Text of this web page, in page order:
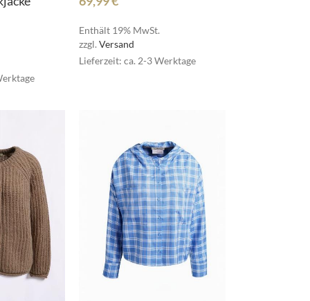
lovelies
miss goodlife
goodlife
Enthält 19% MwSt.
zzgl. Versand
Lieferzeit: ca. 2-3 Werktage